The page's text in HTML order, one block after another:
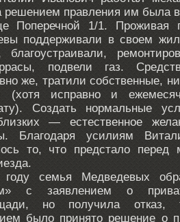
решением правления им была
Поперечной 1/1. Проживая
поддерживали в своем
благоустраивали,
подвели газ.
же, тратили собственные,
(хотя исправно и
Создать нормальные
— естественное
Благодаря усилиям
то, что предстало
семья Медведевых
с заявлением о
но получила отказ,
было принято решение о